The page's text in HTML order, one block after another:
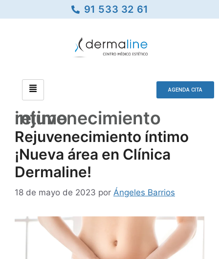
91 533 32 61
AGENDA CITA
rejuvenecimiento intimo
Rejuvenecimiento íntimo
¡Nueva área en Clínica
Dermaline!
18 de mayo de 2023 por Ángeles Barrios